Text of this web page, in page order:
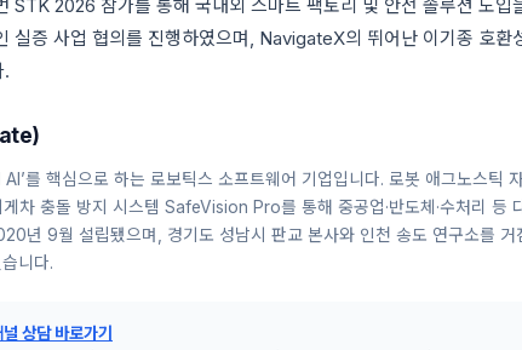
STK 2026 참가를 통해 국내외 스마트 팩토리 및 안전 솔루션 도입
실증 사업 협의를 진행하였으며, NavigateX의 뛰어난 이기종 호환
.
를 핵심으로 하는 로보틱스 소프트웨어 기업입니다. 로봇 애그노스틱
차 충돌 방지 시스템 SafeVision Pro를 통해 중공업·반도체·수처리 등
년 9월 설립됐으며, 경기도 성남시 판교 본사와 인천 송도 연구소를 거
니다.
상담 바로가기